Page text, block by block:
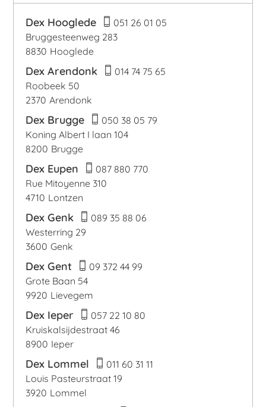
Dex Hooglede
051 26 01 05
Bruggesteenweg 283
8830 Hooglede
Dex Arendonk
014 74 75 65
Roobeek 50
2370 Arendonk
Dex Brugge
050 38 05 79
Koning Albert I laan 104
8200 Brugge
Dex Eupen
087 880 770
Rue Mitoyenne 310
4710 Lontzen
Dex Genk
089 35 88 06
Westerring 29
3600 Genk
Dex Gent
09 372 44 99
Grote Baan 54
9920 Lievegem
Dex Ieper
057 22 10 80
Kruiskalsijdestraat 46
8900 Ieper
Dex Lommel
011 60 31 11
Louis Pasteurstraat 19
3920 Lommel